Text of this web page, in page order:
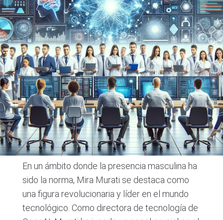
En un ámbito donde la presencia masculina ha
sido la norma, Mira Murati se destaca como
una figura revolucionaria y líder en el mundo
tecnológico. Como directora de tecnología de